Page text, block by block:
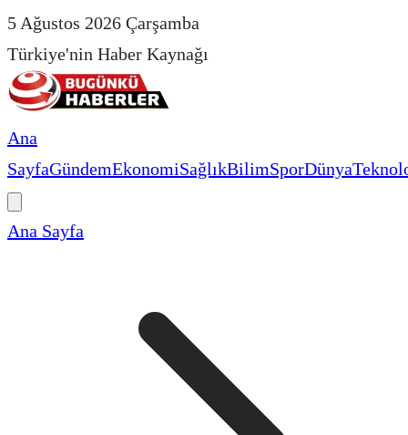
5 Ağustos 2026 Çarşamba
Türkiye'nin Haber Kaynağı
Ana
SayfaGündemEkonomiSağlıkBilimSporDünya
Ana Sayfa